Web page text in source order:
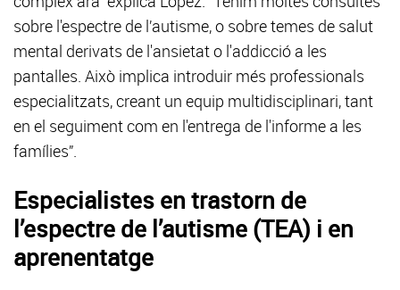
sobre l'espectre de l’autisme, o sobre temes de salut
mental derivats de l'ansietat o l'addicció a les
pantalles. Això implica introduir més professionals
especialitzats, creant un equip multidisciplinari, tant
en el seguiment com en l'entrega de l'informe a les
famílies”.
Especialistes en trastorn de
l’espectre de l’autisme (TEA) i en
aprenentatge